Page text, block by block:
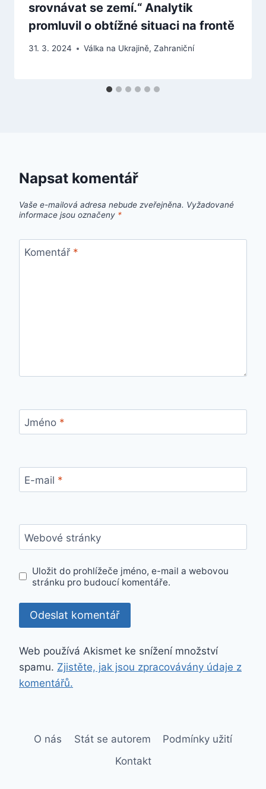
srovnávat se zemí.“ Analytik
promluvil o obtížné situaci na frontě
31. 3. 2024 Válka na Ukrajině, Zahraniční
Napsat komentář
Vaše e-mailová adresa nebude zveřejněna. Vyžadované
informace jsou označeny *
Komentář *
Jméno *
E-mail *
Webové stránky
Uložit do prohlížeče jméno, e-mail a webovou
stránku pro budoucí komentáře.
Web používá Akismet ke snížení množství
spamu. Zjistěte, jak jsou zpracovávány údaje z
komentářů.
O nás Stát se autorem
Podmínky užití
Kontakt